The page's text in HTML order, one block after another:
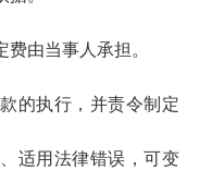
由当事人承担。
的执行，并责令制定
适用法律错误，可变